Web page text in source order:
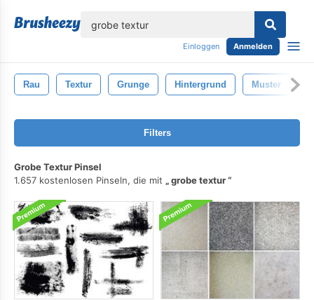
Einloggen Anmelden
Rau Textur Grunge Hintergrund Muster
Filters
Grobe Textur Pinsel
1.657 kostenlosen Pinseln, die mit
grobe textur